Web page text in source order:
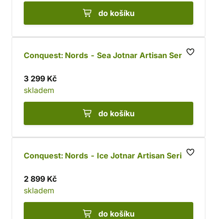
do košíku
Conquest: Nords - Sea Jotnar Artisan Series
3 299 Kč
skladem
do košíku
Conquest: Nords - Ice Jotnar Artisan Series
2 899 Kč
skladem
do košíku